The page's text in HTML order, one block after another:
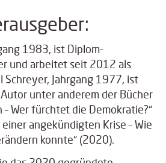
1983, ist Diplom-
und arbeitet seit 2012 als
Schreyer, Jahrgang 1977, ist
unter anderem der Bücher
– Wer fürchtet die Demokratie?“
angekündigten Krise – Wie
konnte“ (2020).